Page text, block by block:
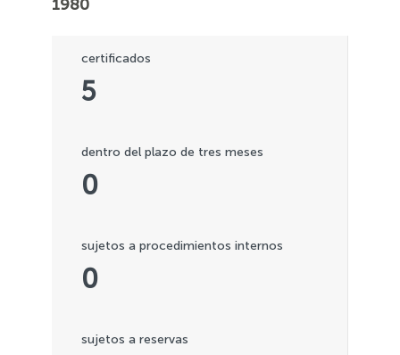
1980
5
certificados
0
dentro del plazo de tres meses
0
sujetos a procedimientos internos
sujetos a reservas